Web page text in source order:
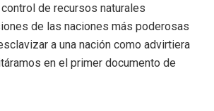
de recursos naturales
de las naciones más poderosas
a una nación como advirtiera
en el primer documento de